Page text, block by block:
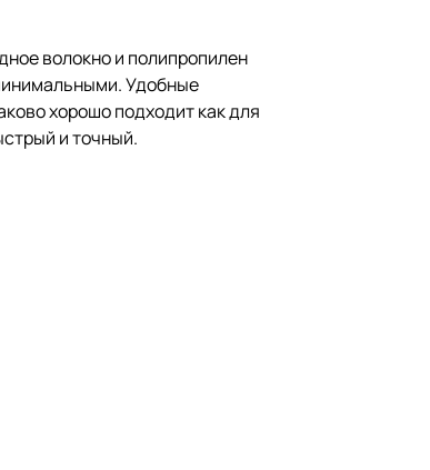
волокно и полипропилен
Удобные
хорошо подходит как для
и точный.